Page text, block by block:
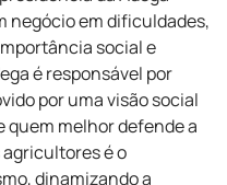
negócio em dificuldades,
social e
é responsável por
por uma visão social
quem melhor defende a
é o
dinamizando a